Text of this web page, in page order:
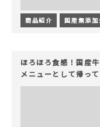
商品紹介 国産無添加
ほろほろ食感！国産
メニューとして帰って